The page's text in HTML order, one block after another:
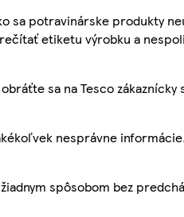
sa potravinárske produkty
etiketu výrobku a
sa na Tesco
nesprávne
spôsobom bez